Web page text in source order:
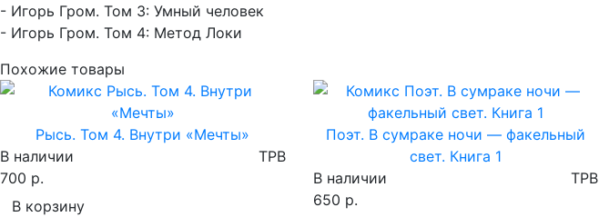
- Игорь Гром. Том 3: Умный человек
- Игорь Гром. Том 4: Метод Локи
Похожие товары
Рысь. Том 4. Внутри «Мечты»
В наличии
TPB
700 р.
В корзину
Поэт. В сумраке ночи — факельный
свет. Книга 1
В наличии
TPB
650 р.